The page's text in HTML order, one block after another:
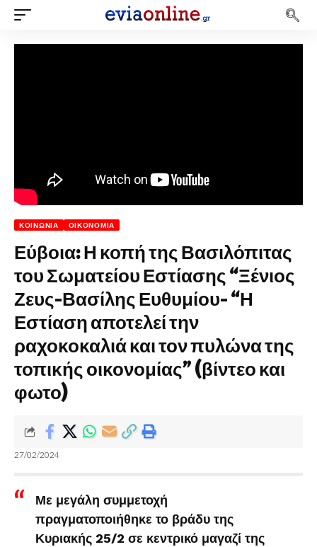
ΚΟΙΝΩΝΊΑ ΟΙΚΟΝΟΜΊΑ
Εύβοια: Η κοπή της Βασιλόπιτας
του Σωματείου Εστίασης “Ξένιος
Ζευς-Βασίλης Ευθυμίου- “Η
Εστίαση αποτελεί την
ραχοκοκαλιά και τον πυλώνα της
τοπικής οικονομίας” (βίντεο και
φωτο)
27/02/2024
Με μεγάλη συμμετοχή
πραγματοποιήθηκε το βράδυ της
Κυριακής 25/2 σε κεντρικό μαγαζί της